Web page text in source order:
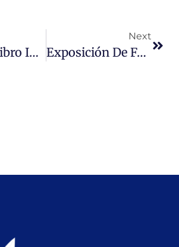
Feria Del Libro Infantil Y Juvenil De Santiago
Next
Exposición De Federica Matta / El Viaje Imaginario En 31 Días